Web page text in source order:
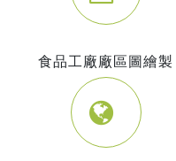
食品工廠廠區圖繪製